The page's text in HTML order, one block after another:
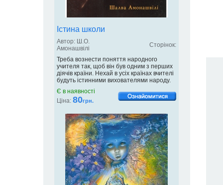
Істина школи
Автор: Ш.О.
Амонашвілі
Сторінок:
Треба вознести поняття народного
учителя так, щоб він був одним з перших
діячів країни. Нехай в усіх країнах вчителі
будуть істинними вихователями народу.
Є в наявності
Ціна: 80грн.